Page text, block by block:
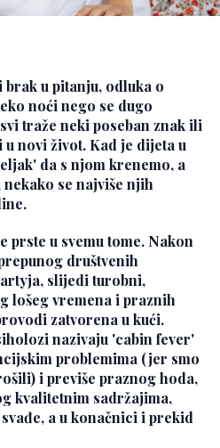
brak u pitanju, odluka o
noći nego se dugo
traže neki poseban znak ili
novi život. Kad je dijeta u
da s njom krenemo, a
se najviše njih
prste u svemu tome. Nakon
društvenih
slijedi turobni,
lošeg vremena i praznih
zatvorena u kući.
nazivaju 'cabin fever'
problemima (jer smo
i previše praznog hoda,
kvalitetnim sadržajima,
a u konačnici i prekid